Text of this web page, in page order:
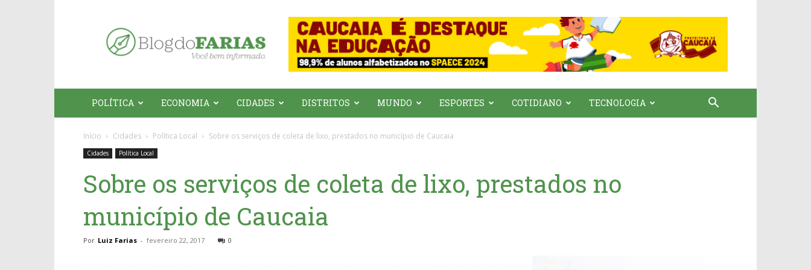
do
Farias
POLÍTICA ECONOMIA CIDADES DISTRITOS MUNDO ESPORTES COTIDIANO TECNOLOGIA
Início Cidades Política Local Sobre os serviços de coleta de lixo, prestados no município de Caucaia
Cidades Política Local
Sobre os serviços de coleta de lixo, prestados no
município de Caucaia
Por Luiz Farias - fevereiro 22, 2017 0